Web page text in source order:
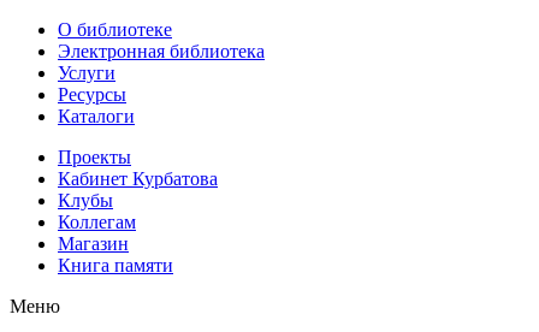
О библиотеке
Электронная библиотека
Услуги
Ресурсы
Каталоги
Проекты
Кабинет Курбатова
Клубы
Коллегам
Магазин
Книга памяти
Меню